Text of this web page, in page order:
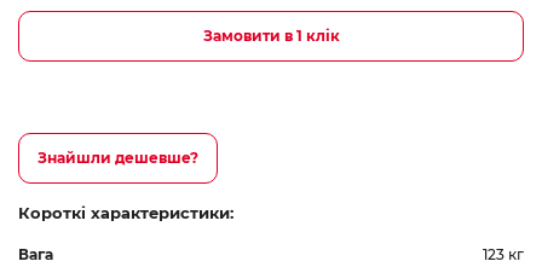
Замовити в 1 клік
Знайшли дешевше?
Короткі характеристики:
Вага
123 кг